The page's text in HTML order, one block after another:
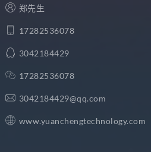
郑先生
17282536078
3042184429
17282536078
3042184429@qq.com
www.yuanchengtechnology.com